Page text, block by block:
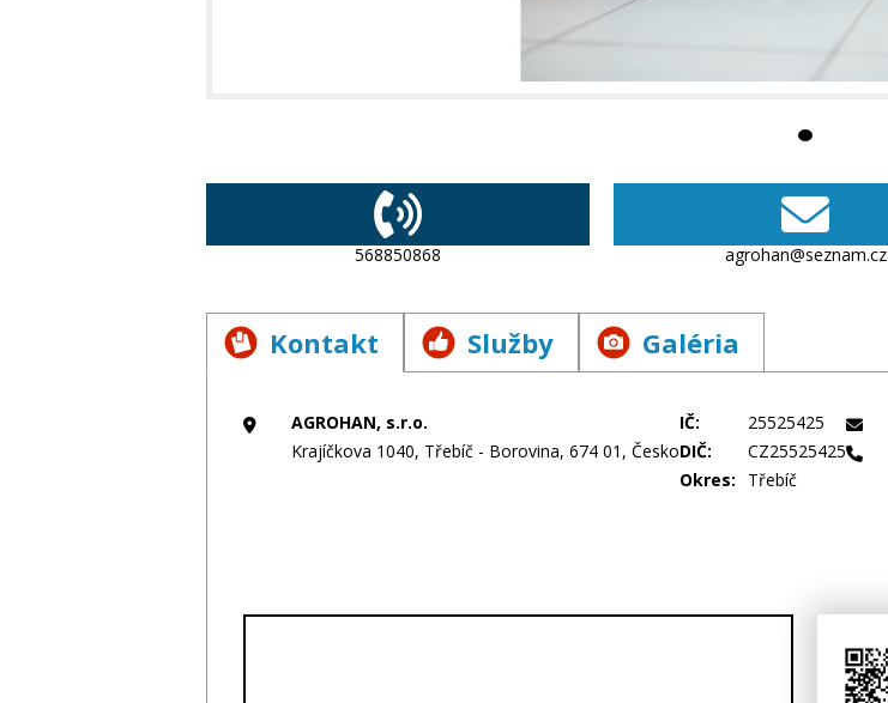
568850868 agrohan@seznam.cz
Kontakt Služby Galéria
AGROHAN, s.r.o.
Krajíčkova 1040, Třebíč - Borovina, 674 01, Česko
IČ:
25525425
DIČ:
CZ25525425
Okres:
Třebíč